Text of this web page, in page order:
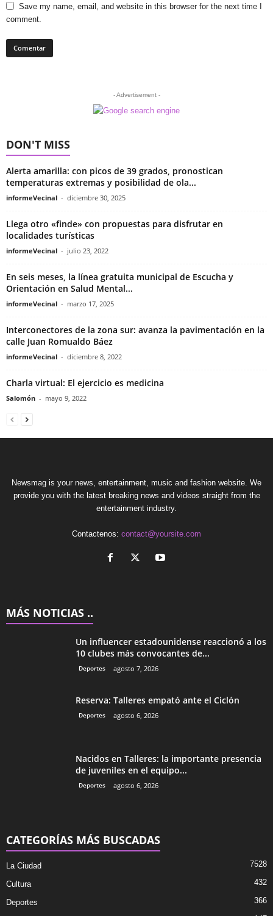
Save my name, email, and website in this browser for the next time I
comment.
- Advertisement -
DON'T MISS
Alerta amarilla: con picos de 39 grados, pronostican
temperaturas extremas y posibilidad de ola...
informeVecinal - diciembre 30, 2025
Llega otro «finde» con propuestas para disfrutar en
localidades turísticas
informeVecinal - julio 23, 2022
En seis meses, la línea gratuita municipal de Escucha y
Orientación en Salud Mental...
informeVecinal - marzo 17, 2025
Interconectores de la zona sur: avanza la pavimentación en la
calle Juan Romualdo Báez
informeVecinal - diciembre 8, 2022
Charla virtual: El ejercicio es medicina
Salomón - mayo 9, 2022
Newsmag is your news, entertainment, music and fashion website. We
provide you with the latest breaking news and videos straight from the
entertainment industry.
Contactenos: contact@yoursite.com
MÁS NOTICIAS ..
Un influencer estadounidense reaccionó a los
10 clubes más convocantes de...
Deportes agosto 7, 2026
Reserva: Talleres empató ante el Ciclón
Deportes agosto 6, 2026
Nacidos en Talleres: la importante presencia
de juveniles en el equipo...
Deportes agosto 6, 2026
CATEGORÍAS MÁS BUSCADAS
La Ciudad 7528
Cultura 432
Deportes 366